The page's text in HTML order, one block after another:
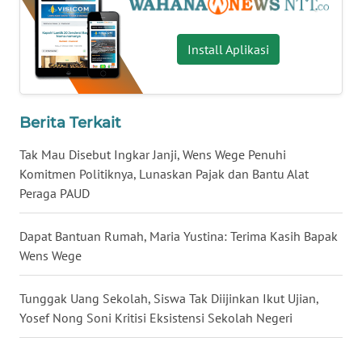
Install Aplikasi
Berita Terkait
Tak Mau Disebut Ingkar Janji, Wens Wege Penuhi
Komitmen Politiknya, Lunaskan Pajak dan Bantu Alat
Peraga PAUD
Dapat Bantuan Rumah, Maria Yustina: Terima Kasih Bapak
Wens Wege
Tunggak Uang Sekolah, Siswa Tak Diijinkan Ikut Ujian,
Yosef Nong Soni Kritisi Eksistensi Sekolah Negeri
WN
KALTENG
KALTARA
WN
KALSEL
KALTIM
SULSEL
WN